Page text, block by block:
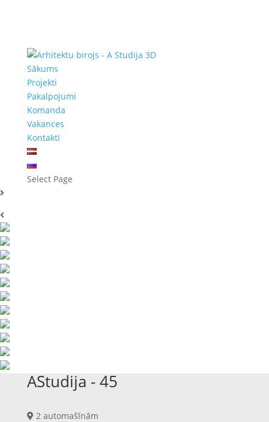
Sākums
Projekti
Pakalpojumi
Komanda
Vakances
Kontakti
Select Page
AStudija - 45
2 automašīnām